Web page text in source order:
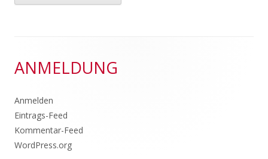
Inhalt
ANMELDUNG
Anmelden
Eintrags-Feed
Kommentar-Feed
WordPress.org